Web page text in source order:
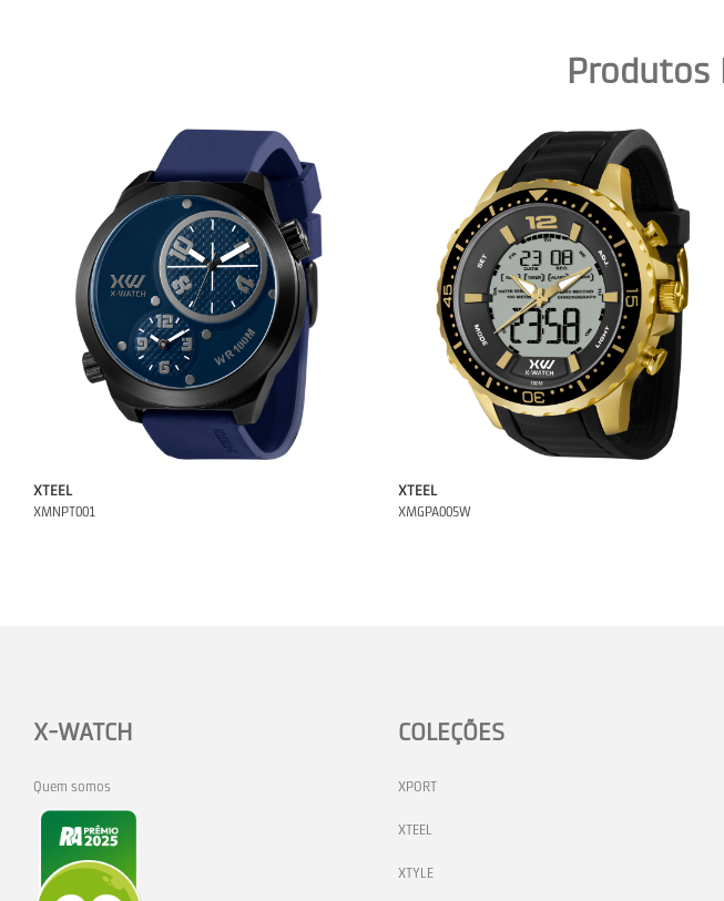
Produtos
XTEEL
XMNPT001
XTEEL
XMGPA005W
X-WATCH
Quem somos
COLEÇÕES
XPORT
XTEEL
XTYLE